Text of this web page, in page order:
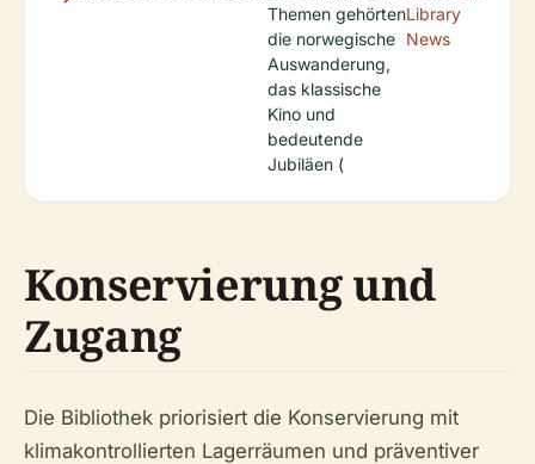
Themen gehörten
die norwegische
Auswanderung,
das klassische
Kino und
bedeutende
Jubiläen (
Library
News
Konservierung und
Zugang
Die Bibliothek priorisiert die Konservierung mit
klimakontrollierten Lagerräumen und präventiver